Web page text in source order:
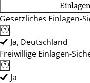
Gesetzliches Einlagen-
Ja, Deutschland
Freiwillige Einlagen-
Ja